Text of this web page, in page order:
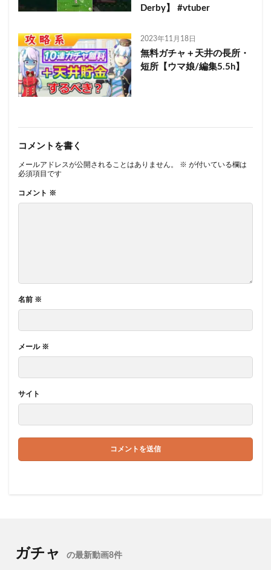
Derby】 #vtuber
2023年11月18日
無料ガチャ＋天井の長所・
短所【ウマ娘/編集5.5h】
コメントを書く
メールアドレスが公開されることはありません。 ※ が付いている欄は
必須項目です
コメント ※
名前 ※
メール ※
サイト
ガチャ の最新動画8件